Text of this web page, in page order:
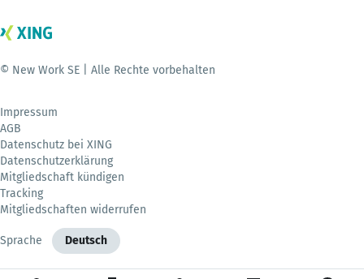
© New Work SE | Alle Rechte vorbehalten
Impressum
AGB
Datenschutz bei XING
Datenschutzerklärung
Mitgliedschaft kündigen
Tracking
Mitgliedschaften widerrufen
Sprache Deutsch